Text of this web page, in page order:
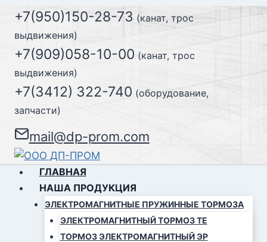
Перейти
содержимому
+7(950)150-28-73 (канат, трос
выдвижения)
+7(909)058-10-00 (канат, трос
выдвижения)
+7(3412) 322-740 (оборудование,
запчасти)
mail@dp-prom.com
ГЛАВНАЯ
НАША ПРОДУКЦИЯ
ЭЛЕКТРОМАГНИТНЫЕ ПРУЖИННЫЕ ТОРМОЗА
ЭЛЕКТРОМАГНИТНЫЙ ТОРМОЗ ТЕ
ТОРМОЗ ЭЛЕКТРОМАГНИТНЫЙ ЭР